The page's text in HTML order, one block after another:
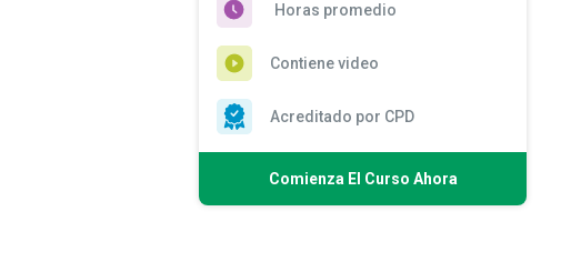
Horas promedio
Contiene video
Acreditado por CPD
Comienza El Curso Ahora